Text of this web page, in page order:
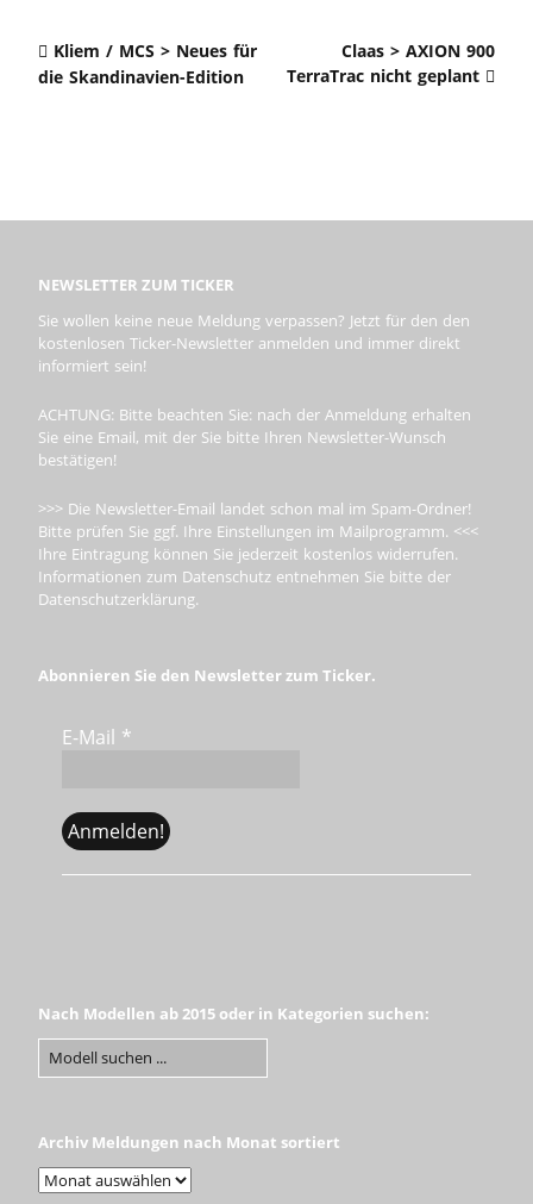
Kliem / MCS > Neues für
die Skandinavien-Edition
Claas > AXION 900
TerraTrac nicht geplant
NEWSLETTER ZUM TICKER
Sie wollen keine neue Meldung verpassen? Jetzt für den den
kostenlosen Ticker-Newsletter anmelden und immer direkt
informiert sein!
ACHTUNG: Bitte beachten Sie: nach der Anmeldung erhalten
Sie eine Email, mit der Sie bitte Ihren Newsletter-Wunsch
bestätigen!
>>> Die Newsletter-Email landet schon mal im Spam-Ordner!
Bitte prüfen Sie ggf. Ihre Einstellungen im Mailprogramm. <<<
Ihre Eintragung können Sie jederzeit kostenlos widerrufen.
Informationen zum Datenschutz entnehmen Sie bitte der
Datenschutzerklärung.
Abonnieren Sie den Newsletter zum Ticker.
E-Mail *
Nach Modellen ab 2015 oder in Kategorien suchen:
Archiv Meldungen nach Monat sortiert